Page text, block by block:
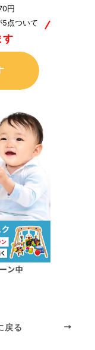
円
5点ついて
す
戻る